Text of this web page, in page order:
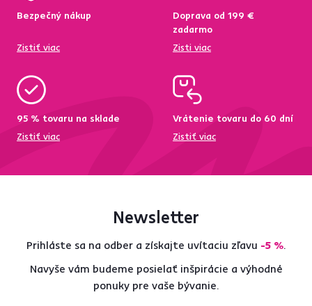
Bezpečný nákup
Zistiť viac
Doprava od 199 €
zadarmo
Zisti viac
95 % tovaru na sklade
Zistiť viac
Vrátenie tovaru do 60 dní
Zistiť viac
Newsletter
Prihláste sa na odber a získajte uvítaciu zľavu -5 %.
Navyše vám budeme posielať inšpirácie a výhodné
ponuky pre vaše bývanie.